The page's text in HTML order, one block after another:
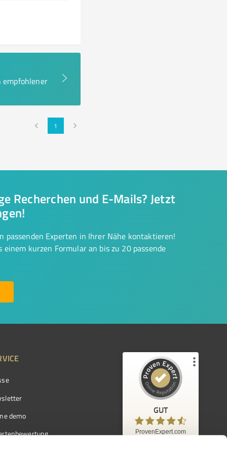
empfohlener
1
Recherchen und E-Mails? Jetzt
passenden Experten in Ihrer Nähe kontaktieren!
kurzen Formular an bis zu 20 passende
demo
GUT
ProvenExpert.com
Kundenbewertungen und Erfahrungen zu
ProvenExpert.com
97
%
Empfehlungen auf
ProvenExpert.com
4,42
/
5,00